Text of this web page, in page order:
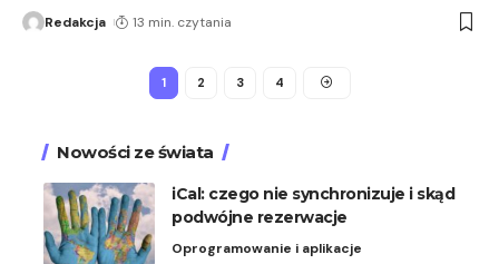
Redakcja 13 min. czytania
1 2 3 4
Nowości ze świata
iCal: czego nie synchronizuje i skąd
podwójne rezerwacje
Oprogramowanie i aplikacje